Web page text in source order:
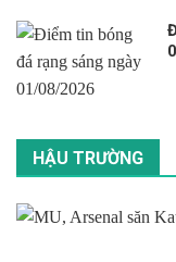
HẬU TRƯỜNG